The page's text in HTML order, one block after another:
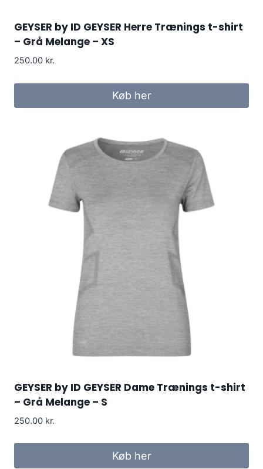
GEYSER by ID GEYSER Herre Trænings t-shirt
– Grå Melange – XS
250.00 kr.
Køb her
GEYSER by ID GEYSER Dame Trænings t-shirt
– Grå Melange – S
250.00 kr.
Køb her